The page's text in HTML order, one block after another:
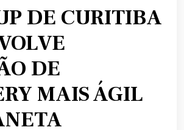
DE CURITIBA
DE
MAIS ÁGIL